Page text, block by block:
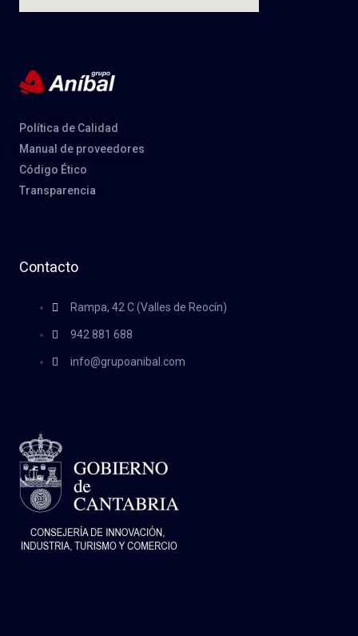
Política de Calidad
Manual de proveedores
Código Ético
Transparencia
Contacto
Rampa, 42 C (Valles de Reocín)
942 881 688
info@grupoanibal.com